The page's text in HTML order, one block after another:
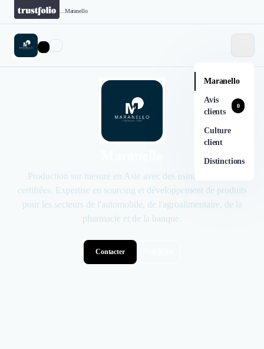
Maranello
Maranello
Avis
clients
0
Culture
client
Distinctions
Production sur mesure en Asie avec des usines chinoises
certifiées. Expertise en sourcing et développement de produits
pour les secteurs de l'automobile, de l'agroalimentaire, de la
pharmacie et de la banque.
Contacter